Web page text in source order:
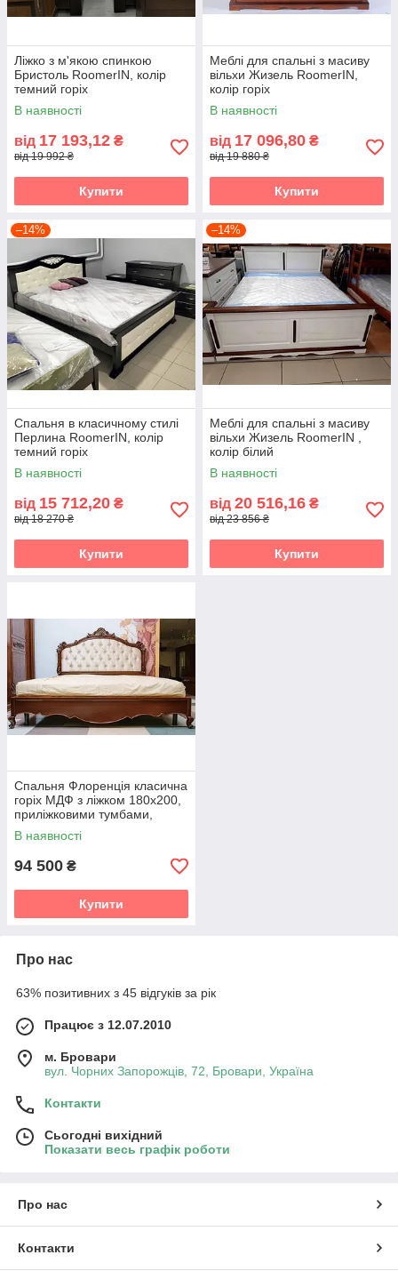
Ліжко з м'якою спинкою
Бристоль RoomerIN, колір
темний горіх
В наявності
від 17 193,12 ₴
від 19 992 ₴
Купити
Меблі для спальні з масиву
вільхи Жизель RoomerIN,
колір горіх
В наявності
від 17 096,80 ₴
від 19 880 ₴
Купити
–14%
Спальня в класичному стилі
Перлина RoomerIN, колір
темний горіх
В наявності
від 15 712,20 ₴
від 18 270 ₴
Купити
–14%
Меблі для спальні з масиву
вільхи Жизель RoomerIN ,
колір білий
В наявності
від 20 516,16 ₴
від 23 856 ₴
Купити
Спальня Флоренція класична
горіх МДФ з ліжком 180х200,
приліжковими тумбами,
туалетним столиком,
дзеркалом і пуфом
В наявності
94 500 ₴
Купити
Про нас
63% позитивних з 45 відгуків за рік
Працює з 12.07.2010
м. Бровари
вул. Чорних Запорожців, 72, Бровари, Україна
Контакти
Сьогодні вихідний
Показати весь графік роботи
Про нас
Контакти